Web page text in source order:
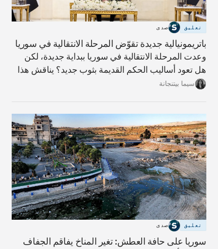
تعليق صدى
باتريمونيالية جديدة تقوّض المرحلة الانتقالية في سوريا
وعدت المرحلة الانتقالية في سوريا ببداية جديدة، لكن
هل تعود أساليب الحكم القديمة بثوب جديد؟ يناقش هذا
المقال مؤشرات ذلك وما يلزم لبناء دولة أكثر شفافية
سيما بيتنجانة
تعليق صدى
سوريا على حافة العطش: تغير المناخ يفاقم الجفاف